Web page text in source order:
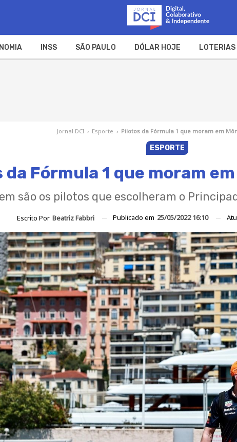
INSS SÃO PAULO DÓLAR HOJE LOTERIAS
Jornal DCI › Esporte › Pilotos da Fórmula 1 que moram em
ESPORTE
da Fórmula 1 que moram
são os pilotos que escolheram o
Escrito Por Beatriz Fabbri Publicado em 25/05/2022 16:10